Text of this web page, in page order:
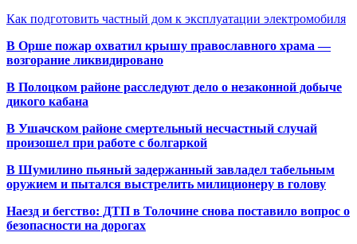
Как подготовить частный дом к эксплуатации электромобиля
В Орше пожар охватил крышу православного храма —
возгорание ликвидировано
В Полоцком районе расследуют дело о незаконной добыче
дикого кабана
В Ушачском районе смертельный несчастный случай
произошел при работе с болгаркой
В Шумилино пьяный задержанный завладел табельным
оружием и пытался выстрелить милиционеру в голову
Наезд и бегство: ДТП в Толочине снова поставило вопрос о
безопасности на дорогах